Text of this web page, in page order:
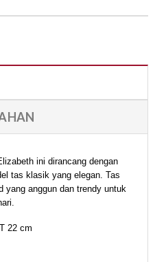
ini dirancang dengan
tas klasik yang elegan. Tas
yang anggun dan trendy untuk
22 cm